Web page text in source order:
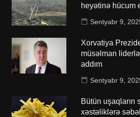
heyətinə hücum
Sentyabr 9,
Xorvatiya
müsəlman
addım
Sentyabr 9,
Bütün uşaqların
xəstəliklərə